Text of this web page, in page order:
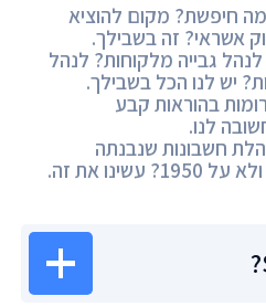
חיפשת? מקום להוציא
אשראי? זה בשבילך.
לנהל גבייה מלקוחות? לנהל
יש לנו הכל בשבילך.
בהוראות קבע
לנו.
חשבונות שנבנתה
במחשבה על שנת 2050 ולא על 1950? עשינו את זה.